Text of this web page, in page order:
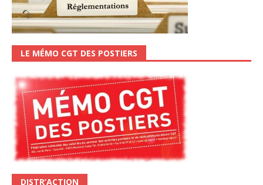
LE MÉMO CGT DES POSTIERS
DISTR’ACTION